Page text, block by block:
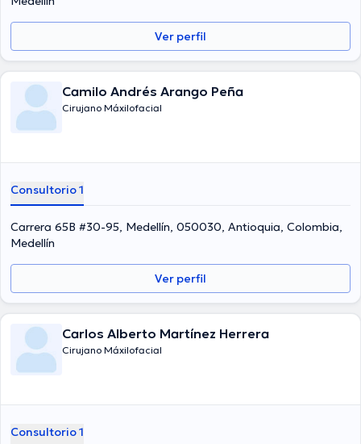
Español es el idioma principal usados por el Dr.
Ver perfil
Camilo Andrés Arango Peña
Cirujano Máxilofacial
Consultorio 1
Carrera 65B #30-95, Medellín, 050030, Antioquia, Colombia,
Medellín
Ver perfil
Carlos Alberto Martínez Herrera
Cirujano Máxilofacial
Consultorio 1